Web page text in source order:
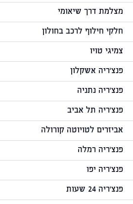
מצלמת דרך שיאומי
חלקי חילוף לרכב בחולון
צמיגי טויו
פנצ'ריה אשקלון
פנצ'ריה נתניה
פנצ'ריה תל אביב
אביזרים לטויוטה קורולה
פנצ'ריה רמלה
פנצ'ריה יפו
פנצ'ריה 24 שעות